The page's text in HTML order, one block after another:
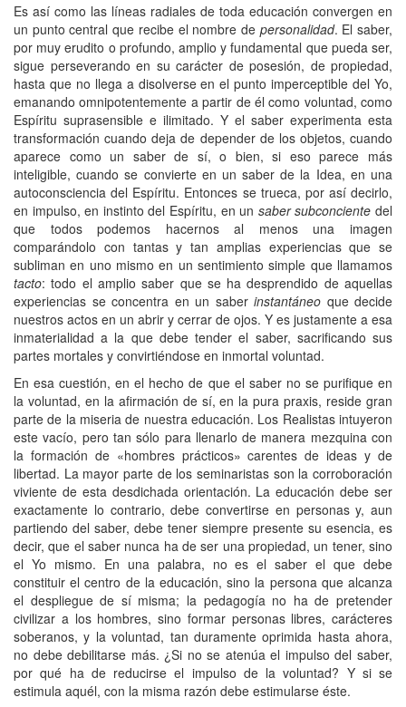
Es así como las líneas radiales de toda educación convergen en
un punto central que recibe el nombre de personalidad. El saber,
por muy erudito o profundo, amplio y fundamental que pueda ser,
sigue perseverando en su carácter de posesión, de propiedad,
hasta que no llega a disolverse en el punto imperceptible del Yo,
emanando omnipotentemente a partir de él como voluntad, como
Espíritu suprasensible e ilimitado. Y el saber experimenta esta
transformación cuando deja de depender de los objetos, cuando
aparece como un saber de sí, o bien, si eso parece más
inteligible, cuando se convierte en un saber de la Idea, en una
autoconsciencia del Espíritu. Entonces se trueca, por así decirlo,
en impulso, en instinto del Espíritu, en un saber subconciente del
que todos podemos hacernos al menos una imagen
comparándolo con tantas y tan amplias experiencias que se
subliman en uno mismo en un sentimiento simple que llamamos
tacto: todo el amplio saber que se ha desprendido de aquellas
experiencias se concentra en un saber instantáneo que decide
nuestros actos en un abrir y cerrar de ojos. Y es justamente a esa
inmaterialidad a la que debe tender el saber, sacrificando sus
partes mortales y convirtiéndose en inmortal voluntad.
En esa cuestión, en el hecho de que el saber no se purifique en
la voluntad, en la afirmación de sí, en la pura praxis, reside gran
parte de la miseria de nuestra educación. Los Realistas intuyeron
este vacío, pero tan sólo para llenarlo de manera mezquina con
la formación de «hombres prácticos» carentes de ideas y de
libertad. La mayor parte de los seminaristas son la corroboración
viviente de esta desdichada orientación. La educación debe ser
exactamente lo contrario, debe convertirse en personas y, aun
partiendo del saber, debe tener siempre presente su esencia, es
decir, que el saber nunca ha de ser una propiedad, un tener, sino
el Yo mismo. En una palabra, no es el saber el que debe
constituir el centro de la educación, sino la persona que alcanza
el despliegue de sí misma; la pedagogía no ha de pretender
civilizar a los hombres, sino formar personas libres, carácteres
soberanos, y la voluntad, tan duramente oprimida hasta ahora,
no debe debilitarse más. ¿Si no se atenúa el impulso del saber,
por qué ha de reducirse el impulso de la voluntad? Y si se
estimula aquél, con la misma razón debe estimularse éste.